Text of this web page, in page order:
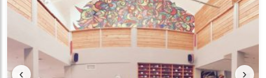
‹ ›